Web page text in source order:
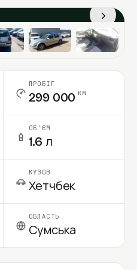
›
ПРОБІГ
299 000 км
ОБ'ЄМ
1.6 л
КУЗОВ
Хетчбек
ОБЛАСТЬ
Сумська